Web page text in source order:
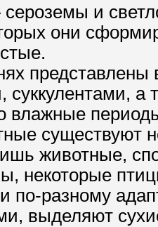
и
они
суккулентами,
влажные
существуют
животные,
некоторые
по-разному
выделяют